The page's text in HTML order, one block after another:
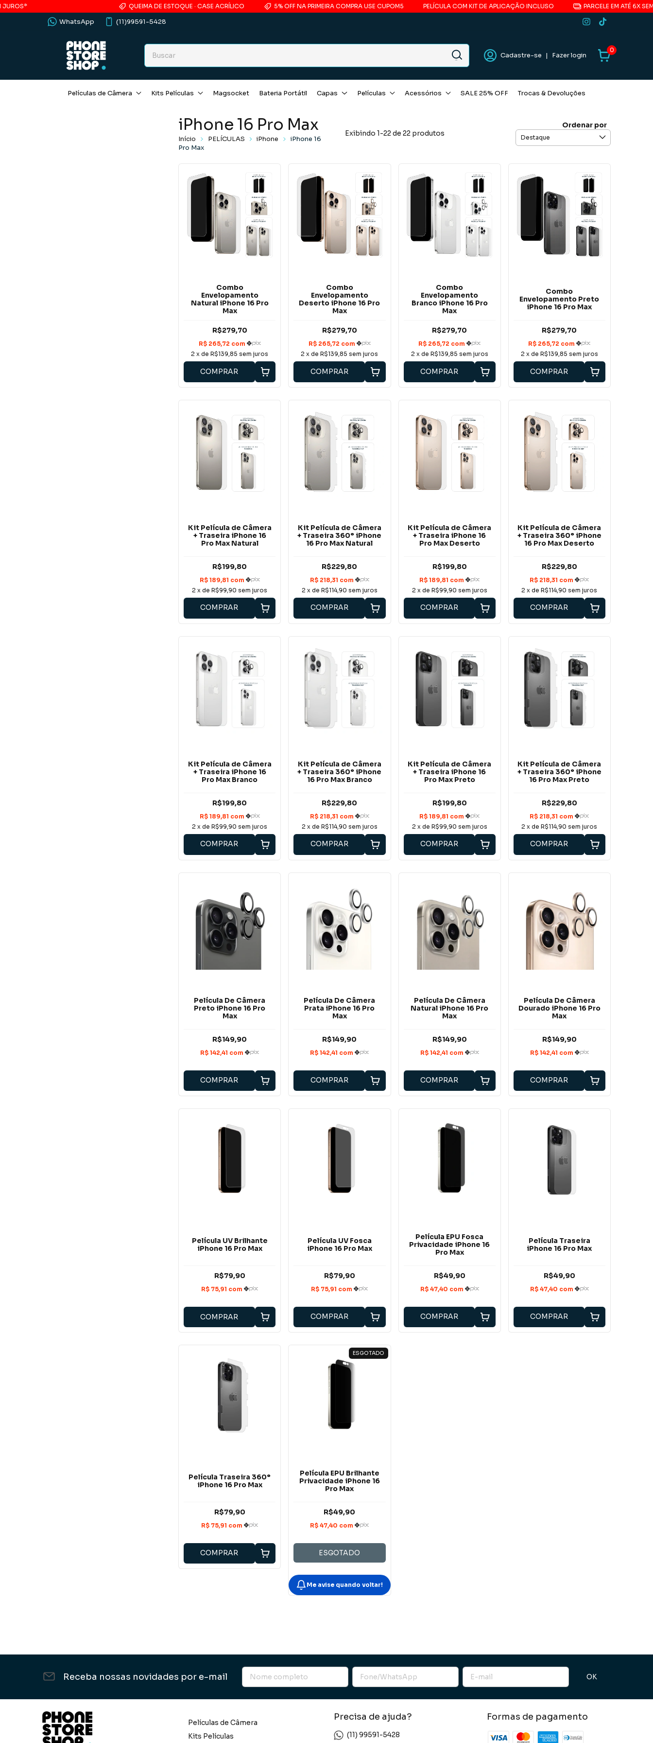
QUEIMA DE ESTOQUE · CASE ACRÍLICO 5% OFF NA PRIMEIRA COMPRA USE CUPOM5 PELÍCULA COM KIT DE APLICAÇÃO INCLUSO PARCELE EM ATÉ 6X SEM JUROS*
WhatsApp (11)99591-5428
Cadastre-se | Fazer login
0
Películas de Câmera Kits Películas Magsocket Bateria Portátil Capas Películas Acessórios SALE 25% OFF Trocas & Devoluções
iPhone 16 Pro Max
Início PELÍCULAS iPhone
iPhone 16
Pro Max
Exibindo 1-22 de 22 produtos
Ordenar por
Combo
Envelopamento
Natural iPhone 16 Pro
Max
R$279,70
2 x deR$139,85 sem juros
COMPRAR
Combo
Envelopamento
Deserto iPhone 16 Pro
Max
R$279,70
2 x deR$139,85 sem juros
COMPRAR
Combo
Envelopamento
Branco iPhone 16 Pro
Max
R$279,70
2 x de R$139,85 sem juros
COMPRAR
Combo
Envelopamento Preto
iPhone 16 Pro Max
R$279,70
2 x de R$139,85 sem juros
COMPRAR
Kit Película de Câmera
+ Traseira iPhone 16
Pro Max Natural
R$199,80
2 x deR$99,90 sem juros
COMPRAR
Kit Película de Câmera
+ Traseira 360° iPhone
16 Pro Max Natural
R$229,80
2 x de R$114,90 sem juros
COMPRAR
Kit Película de Câmera
+ Traseira iPhone 16
Pro Max Deserto
R$199,80
2 x de R$99,90 sem juros
COMPRAR
Kit Película de Câmera
+ Traseira 360° iPhone
16 Pro Max Deserto
R$229,80
2 x deR$114,90 sem juros
COMPRAR
Kit Película de Câmera
+ Traseira iPhone 16
Pro Max Branco
R$199,80
2 x deR$99,90 sem juros
COMPRAR
Kit Película de Câmera
+ Traseira 360° iPhone
16 Pro Max Branco
R$229,80
2 x de R$114,90 sem juros
COMPRAR
Kit Película de Câmera
+ Traseira iPhone 16
Pro Max Preto
R$199,80
2 x de R$99,90 sem juros
COMPRAR
Kit Película de Câmera
+ Traseira 360° iPhone
16 Pro Max Preto
R$229,80
2 x deR$114,90 sem juros
COMPRAR
Película De Câmera
Preto iPhone 16 Pro
Max
R$149,90
COMPRAR
Película De Câmera
Prata iPhone 16 Pro
Max
R$149,90
COMPRAR
Película De Câmera
Natural iPhone 16 Pro
Max
R$149,90
COMPRAR
Película De Câmera
Dourado iPhone 16 Pro
Max
R$149,90
COMPRAR
Película UV Brilhante
iPhone 16 Pro Max
R$79,90
COMPRAR
Película UV Fosca
iPhone 16 Pro Max
R$79,90
COMPRAR
Película EPU Fosca
Privacidade iPhone 16
Pro Max
R$49,90
COMPRAR
Película Traseira
iPhone 16 Pro Max
R$49,90
COMPRAR
Película Traseira 360°
iPhone 16 Pro Max
R$79,90
COMPRAR
ESGOTADO
Película EPU Brilhante
Privacidade iPhone 16
Pro Max
R$49,90
ESGOTADO
Me avise quando voltar!
Receba nossas novidades por e-mail
Películas de Câmera
Kits Películas
Precisa de ajuda?
(11) 99591-5428
Formas de pagamento